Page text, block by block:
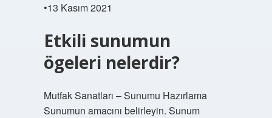
•13 Kasım 2021
Etkili sunumun
ögeleri nelerdir?
Mutfak Sanatları – Sunumu Hazırlama
Sunumun amacını belirleyin. Sunum